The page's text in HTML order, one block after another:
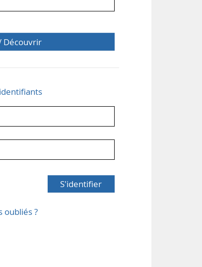
Découvrir
S'identifier
oubliés ?